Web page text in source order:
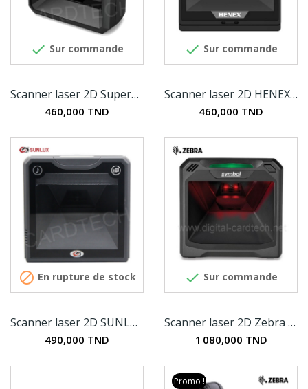
 Sur commande
Scanner laser 2D SuperLead 7708
460,000 TND
 Sur commande
Scanner laser 2D HENEX HC-7060
460,000 TND
 En rupture de stock
Scanner laser 2D SUNLUX XL-2310
490,000 TND
 Sur commande
Scanner laser 2D Zebra DS7708
1 080,000 TND
Promo !